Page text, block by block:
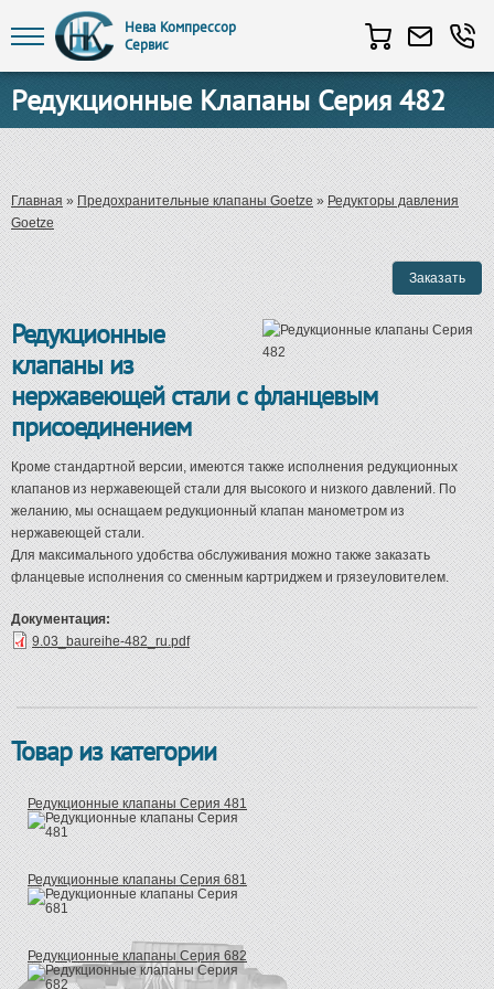
Нева Компрессор
Сервис
Редукционные Клапаны Серия 482
Вы здесь
Главная»Предохранительные клапаны Goetze»Редукторы давления
Goetze
Редукционные
клапаны из
нержавеющей стали с фланцевым
присоединением
Кроме стандартной версии, имеются также исполнения редукционных
клапанов из нержавеющей стали для высокого и низкого давлений. По
желанию, мы оснащаем редукционный клапан манометром из
нержавеющей стали.
Для максимального удобства обслуживания можно также заказать
фланцевые исполнения со сменным картриджем и грязеуловителем.
Документация:
9.03_baureihe-482_ru.pdf
Товар из категории
Редукционные клапаны Серия 481
Редукционные клапаны Серия 681
Редукционные клапаны Серия 682